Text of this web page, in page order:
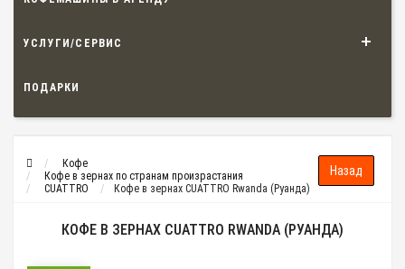
УСЛУГИ/СЕРВИС
ПОДАРКИ
Кофе
Кофе в зернах по странам произрастания
CUATTRO
Кофе в зернах CUATTRO Rwanda (Руанда)
КОФЕ В ЗЕРНАХ CUATTRO RWANDA (РУАНДА)